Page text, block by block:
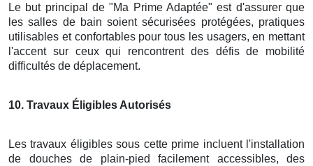
Le but principal de "Ma Prime Adaptée" est d'assurer que
les salles de bain soient sécurisées protégées, pratiques
utilisables et confortables pour tous les usagers, en mettant
l'accent sur ceux qui rencontrent des défis de mobilité
difficultés de déplacement.
10. Travaux Éligibles Autorisés
Les travaux éligibles sous cette prime incluent l'installation
de douches de plain-pied facilement accessibles, des